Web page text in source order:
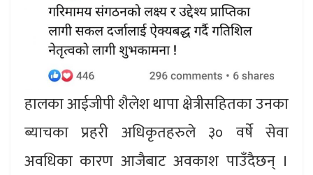
हालका आईजीपी शैलेश थापा क्षेत्रीसहितका उनका
ब्याचका प्रहरी अधिकृतहरुले ३० वर्षे सेवा
अवधिका कारण आजैबाट अवकाश पाउँदैछन् ।